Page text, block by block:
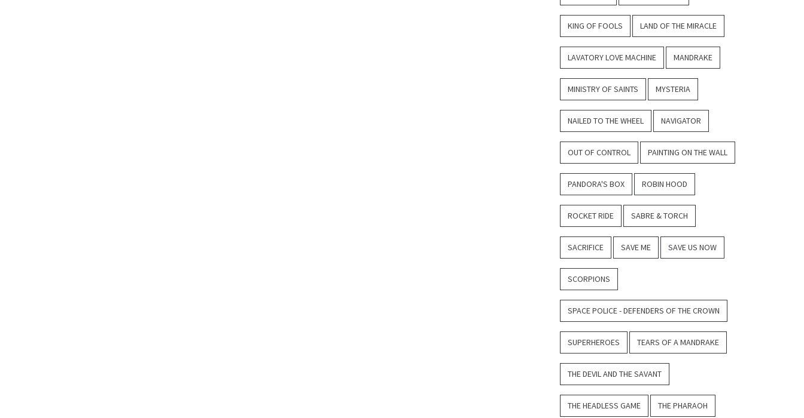
KING OF FOOLS LAND OF THE MIRACLE
LAVATORY LOVE MACHINE MANDRAKE
MINISTRY OF SAINTS MYSTERIA
NAILED TO THE WHEEL NAVIGATOR
OUT OF CONTROL PAINTING ON THE WALL
PANDORA'S BOX ROBIN HOOD
ROCKET RIDE SABRE & TORCH
SACRIFICE SAVE ME SAVE US NOW
SCORPIONS
SPACE POLICE - DEFENDERS OF THE CROWN
SUPERHEROES TEARS OF A MANDRAKE
THE DEVIL AND THE SAVANT
THE HEADLESS GAME THE PHARAOH